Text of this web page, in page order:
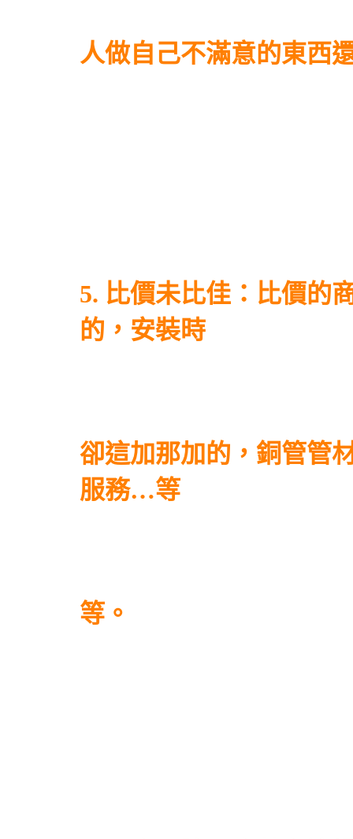
人做自己不滿意的東西
5. 比價未比佳：比價的
的，安裝時
卻這加那加的，銅管管
服務…等
等。